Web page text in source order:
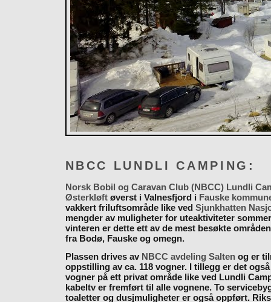
NBCC LUNDLI CAMPING:
Norsk Bobil og Caravan Club (NBCC) Lundli
Østerkløftøverst i Valnesfjord i Fauske
vakkert friluftsområde like ved Sjunkhatten
mengder av muligheter for uteaktiviteter
vinteren er dette ett av de mest besøkte
fra Bodø, Fauske og omegn.
Plassen drives av NBCC avdeling Saltenog er
oppstilling av ca. 118 vogner. I tillegg er det
vogner på ett privat område like ved Lundli
kabeltv er fremført til alle vognene. To
toaletter og dusjmuligheter er også oppført.